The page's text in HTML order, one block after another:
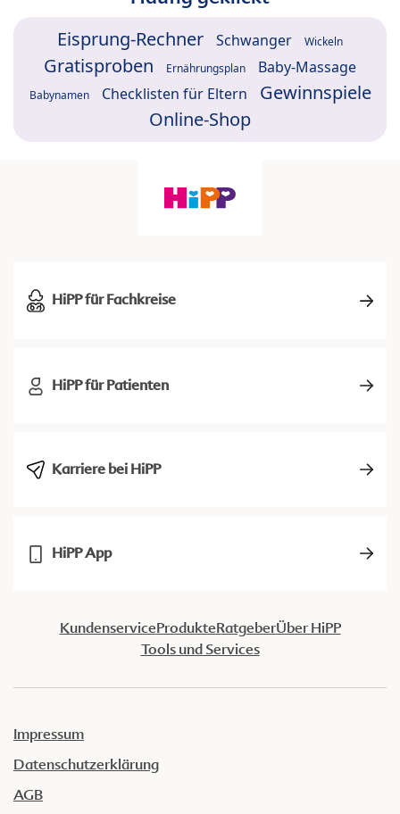
Eisprung-Rechner Schwanger Wickeln
Gratisproben Ernährungsplan Baby-Massage
Babynamen Checklisten für Eltern
Gewinnspiele
Online-Shop
HiPP für Fachkreise
HiPP für Patienten
Karriere bei HiPP
HiPP App
KundenserviceProdukteRatgeberÜber HiPP
Tools und Services
Impressum
Datenschutzerklärung
AGB